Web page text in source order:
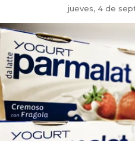
jueves, 4 de